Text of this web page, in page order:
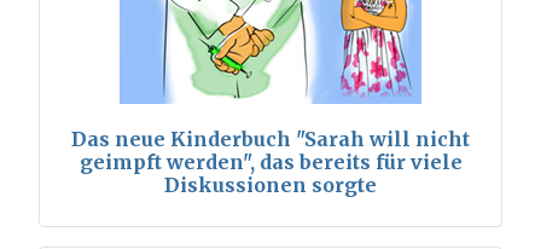
Das neue Kinderbuch "Sarah will nicht
geimpft werden", das bereits für viele
Diskussionen sorgte